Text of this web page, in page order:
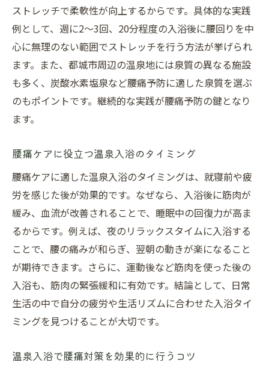
ストレッチで柔軟性が向上するからです。具体的な実践
例として、週に2～3回、20分程度の入浴後に腰回りを中
心に無理のない範囲でストレッチを行う方法が挙げられ
ます。また、都城市周辺の温泉地には泉質の異なる施設
も多く、炭酸水素塩泉など腰痛予防に適した泉質を選ぶ
のもポイントです。継続的な実践が腰痛予防の鍵となり
ます。
腰痛ケアに役立つ温泉入浴のタイミング
腰痛ケアに適した温泉入浴のタイミングは、就寝前や疲
労を感じた後が効果的です。なぜなら、入浴後に筋肉が
緩み、血流が改善されることで、睡眠中の回復力が高ま
るからです。例えば、夜のリラックスタイムに入浴する
ことで、腰の痛みが和らぎ、翌朝の動きが楽になること
が期待できます。さらに、運動後など筋肉を使った後の
入浴も、筋肉の緊張緩和に有効です。結論として、日常
生活の中で自分の疲労や生活リズムに合わせた入浴タイ
ミングを見つけることが大切です。
温泉入浴で腰痛対策を効果的に行うコツ